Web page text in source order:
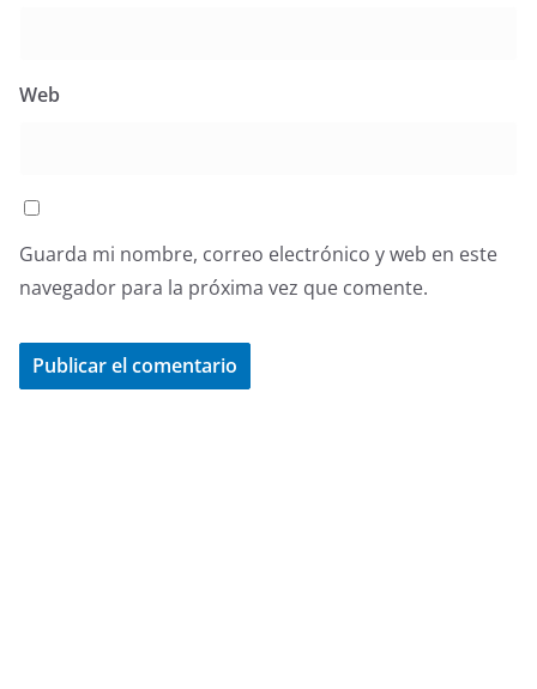
Web
Guarda mi nombre, correo electrónico y web en este
navegador para la próxima vez que comente.